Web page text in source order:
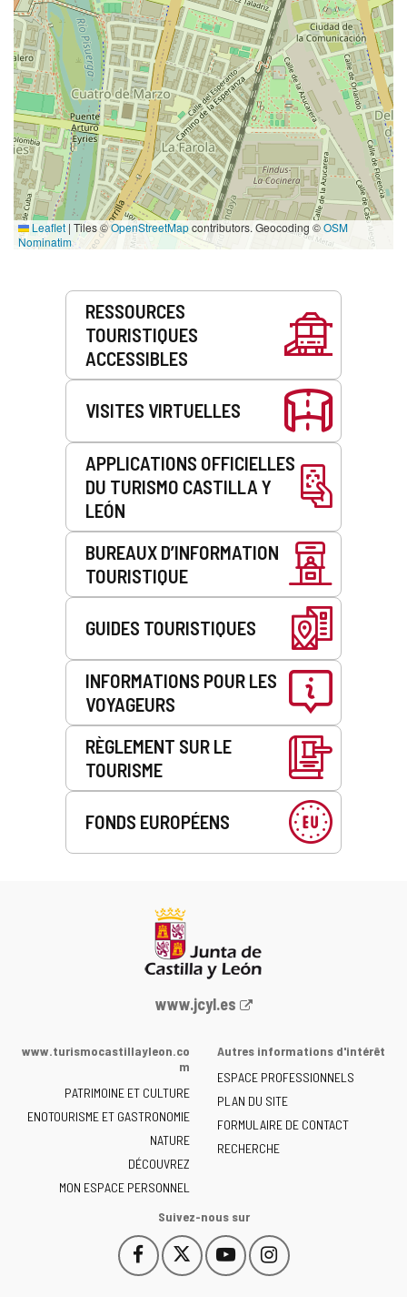
Leaflet | Tiles ©OpenStreetMapcontributors. Geocoding ©OSM
Nominatim
Prestations
RESSOURCES
TOURISTIQUES
ACCESSIBLES
VISITES VIRTUELLES
APPLICATIONS OFFICIELLES
DU TURISMO CASTILLA Y
LEÓN
BUREAUX D’INFORMATION
TOURISTIQUE
GUIDES TOURISTIQUES
INFORMATIONS POUR LES
VOYAGEURS
RÈGLEMENT SUR LE
TOURISME
FONDS EUROPÉENS
Portail
la
de
Castilla
y
León
-
www.jcyl.es
www.turismocastillayleon.co
m
PATRIMOINE ET CULTURE
ENOTOURISME ET GASTRONOMIE
NATURE
DÉCOUVREZ
MON ESPACE PERSONNEL
Autres informations d'intérêt
ESPACE PROFESSIONNELS
PLAN DU SITE
FORMULAIRE DE CONTACT
RECHERCHE
Suivez-nous sur
Facebook
Este
enlace
Este
enlace
YouTube
Este
enlace
Instagram
Este
enlace